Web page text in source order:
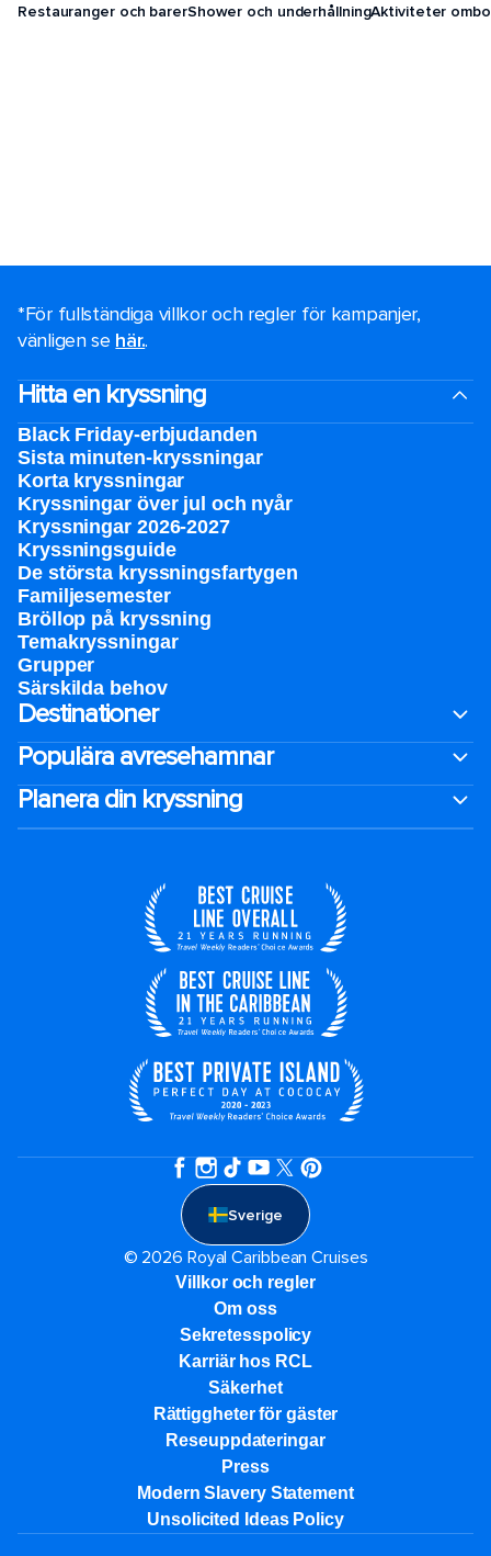
Restauranger och barerShower och underhållningAktiviteter
*För fullständiga villkor och regler för kampanjer,
vänligen se här..
Hitta en kryssning
Black Friday-erbjudanden
Sista minuten-kryssningar
Korta kryssningar
Kryssningar över jul och nyår
Kryssningar 2026-2027
Kryssningsguide
De största kryssningsfartygen
Familjesemester
Bröllop på kryssning
Temakryssningar
Grupper
Särskilda behov
Destinationer
Populära avresehamnar
Planera din kryssning
Sverige
© 2026 Royal Caribbean Cruises
Villkor och regler
Om oss
Sekretesspolicy
Karriär hos RCL
Säkerhet
Rättiggheter för gäster
Reseuppdateringar​
Press
Modern Slavery Statement
Unsolicited Ideas Policy